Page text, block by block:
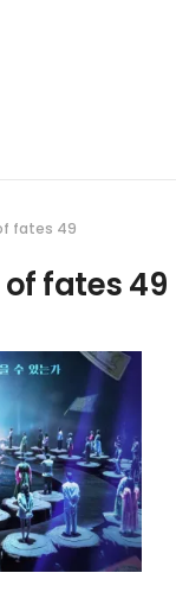
fates 49
fates 49